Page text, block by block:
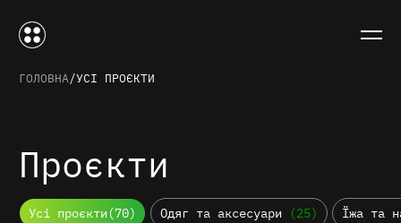
ГОЛОВНА УСІ ПРОЄКТИ
Проєкти
Усі проєкти (70) Одяг та аксесуари (25) Їжа та